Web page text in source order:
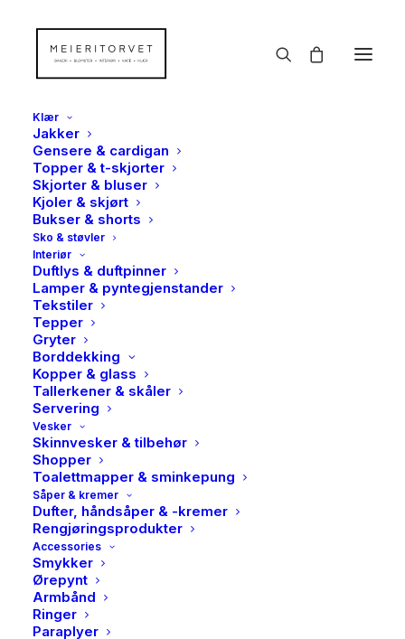
Klær
Jakker
Gensere & cardigan
Topper & t-skjorter
Skjorter & bluser
Kjoler & skjørt
Bukser & shorts
Sko & støvler
Interiør
Duftlys & duftpinner
Lamper & pyntegjenstander
Tekstiler
Tepper
Gryter
Borddekking
Kopper & glass
Tallerkener & skåler
Servering
Vesker
Skinnvesker & tilbehør
Shopper
Toalettmapper & sminkepung
Såper & kremer
Dufter, håndsåper & -kremer
Rengjøringsprodukter
Accessories
Smykker
Ørepynt
Armbånd
Ringer
Paraplyer